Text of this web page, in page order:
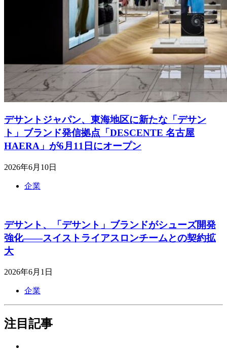
デサントジャパン、東海地区に新たな「デサン
ト」ブランド発信拠点「DESCENTE 名古屋
HAERA」が6月11日にオープン
2026年6月10日
企業
デサント、「デサント」ブランドがシューズ開発
強化――スイストライアスロンチームとの契約拡
大
2026年6月1日
企業
注目記事